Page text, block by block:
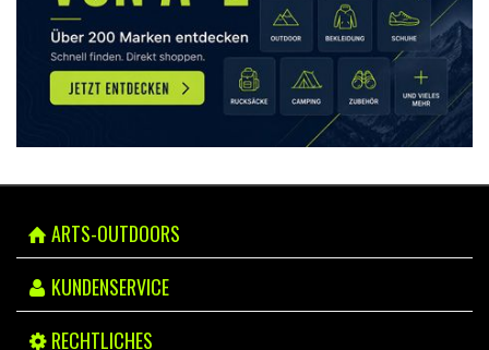
ARTS-OUTDOORS
KUNDENSERVICE
RECHTLICHES